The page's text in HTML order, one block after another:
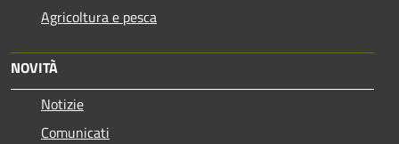
Agricoltura e pesca
NOVITÀ
Notizie
Comunicati